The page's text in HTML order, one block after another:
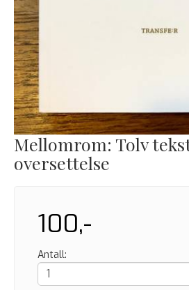
Mellomrom: Tolv
oversettelse
100,-
Antall: